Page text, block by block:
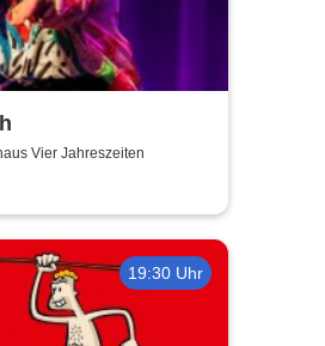
Vier Jahreszeiten
19:30 Uhr